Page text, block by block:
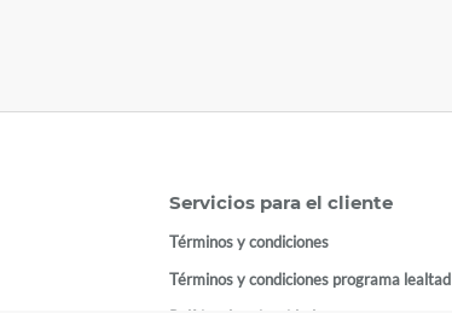
Servicios para el cliente
Términos y condiciones
Términos y condiciones programa lealtad